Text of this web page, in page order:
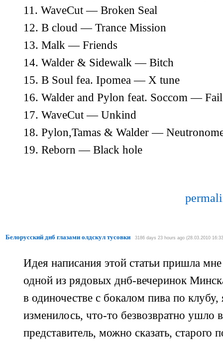
11. WaveCut — Broken Seal
12. B cloud — Trance Mission
13. Malk — Friends
14. Walder & Sidewalk — Bitch
15. B Soul fea. Ipomea — X tune
16. Walder and Pylon feat. Soccom —
17. WaveCut — Unkind
18. Pylon,Tamas & Walder —
19. Reborn — Black hole
Белорусский днб глазами олдскул тусовки 3186 days 23 hours ago (28.03.2010
Идея написания этой статьи пришла
одной из рядовых днб-вечеринок
в одиночестве с бокалом пива по
изменилось, что-то безвозвратно ушло
представитель, можно сказать, старого